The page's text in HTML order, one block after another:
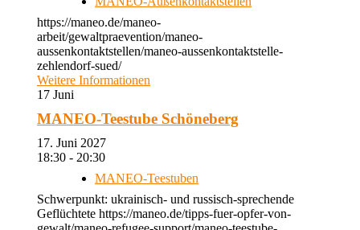
https://maneo.de/maneo-
arbeit/gewaltpraevention/maneo-
aussenkontaktstellen/maneo-aussenkontaktstelle-
zehlendorf-sued/
Weitere Informationen
17 Juni
MANEO-Teestube Schöneberg
17. Juni 2027
18:30 - 20:30
MANEO-Teestuben
Schwerpunkt: ukrainisch- und russisch-sprechende
Geflüchtete https://maneo.de/tipps-fuer-opfer-von-